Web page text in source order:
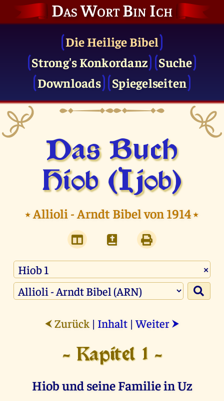
Das Wort Bin Ich
Die Heilige Bibel
Strong's Konkordanz
Suche
Downloads
Spiegelseiten
Das Buch
Hiob (Ijob)
⭑Allioli - Arndt Bibel von 1914⭑
×
⮜ Zurück | Inhalt |Weiter ⮞
- Kapitel 1 -
Hiob und seine Familie in Uz